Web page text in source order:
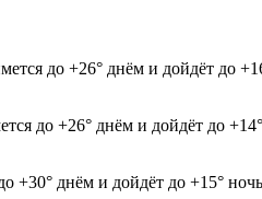
до +26° днём и дойдёт до
до +26° днём и дойдёт до
+30° днём и дойдёт до +15°